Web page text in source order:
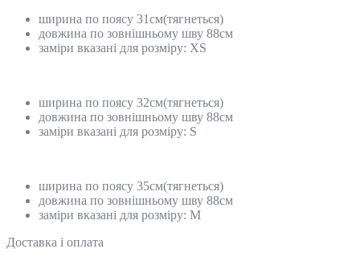
ширина по поясу 31см(тягнеться)
довжина по зовнішньому шву 88см
заміри вказані для розміру: ХS
ширина по поясу 32см(тягнеться)
довжина по зовнішньому шву 88см
заміри вказані для розміру: S
ширина по поясу 35см(тягнеться)
довжина по зовнішньому шву 88см
заміри вказані для розміру: M
Доставка і оплата